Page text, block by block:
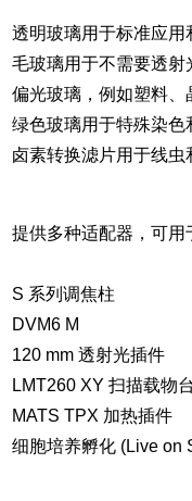
透明玻璃用于标准应用
毛玻璃用于不需要透射
偏光玻璃，例如塑料、
绿色玻璃用于特殊染色
卤素转换滤片用于线虫
提供多种适配器，可用
S 系列调焦柱
DVM6 M
120 mm 透射光插件
LMT260 XY 扫描载物台
MATS TPX 加热插件
细胞培养孵化 (Live on